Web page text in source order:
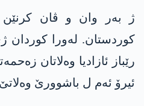
ژ بەر وان و ڤان کرنێن
کوردستان. لەورا
رێباز ئازادیا وەلاتان
ئیرۆ ئەم ل باشوورێ